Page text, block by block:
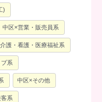
)
中区×営業・販売員系
護・看護・医療福祉系
系
中区×その他
系